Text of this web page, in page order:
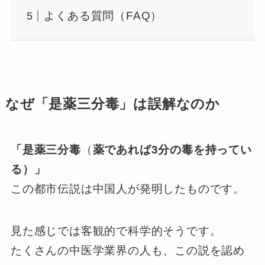
よくある質問（FAQ）
なぜ「是薬三分毒」は誤解なのか
「 是薬三分毒 （薬であれば3分の毒を持ってい
る）」
この都市伝説は中国人が発明したものです。
見た感じでは客観的で科学的そうです。
たくさんの中医学業界の人も、この説を認め